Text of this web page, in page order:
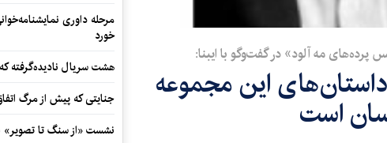
مه آلود» در گفت‌وگو با ایبنا:
این مجموعه
است
مرحله داوری
خورد
هشت سریال نادیده‌گرفته
جنایتی که پیش از مرگ
نشست «از سنگ تا تصویر»